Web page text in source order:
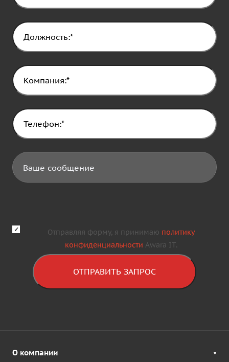
Отправляя форму, я принимаю политику
конфиденциальности Awara IT.
ОТПРАВИТЬ ЗАПРОС
О компании